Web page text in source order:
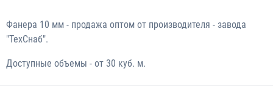
Фанера 10 мм - продажа оптом от производителя - завода
"ТехСнаб".
Доступные объемы - от 30 куб. м.